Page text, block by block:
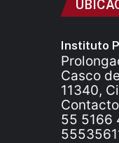
Instituto
Casco
11340,
55 5166